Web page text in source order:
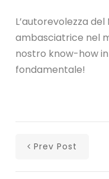
L’autorevolezza
ambasciatrice nel
nostro know-how
fondamentale!
Prev Post